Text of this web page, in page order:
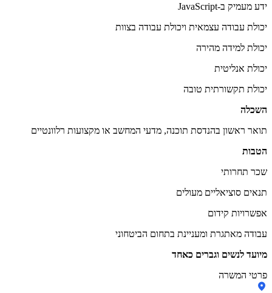
ידע מעמיק ב-JavaScript
יכולת עבודה עצמאית ויכולת עבודה בצוות
יכולת למידה מהירה
יכולת אנליטית
יכולת תקשורתית טובה
השכלה
תואר ראשון בהנדסת תוכנה, מדעי המחשב או מקצועות רלוונטיים
הטבות
שכר תחרותי
תנאים סוציאליים מעולים
אפשרויות קידום
עבודה מאתגרת ומעניינת בתחום הביטחוני
מיועד לנשים וגברים כאחד
פרטי המשרה